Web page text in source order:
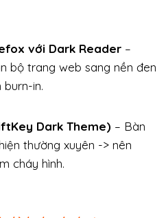
với Dark Reader –
bộ trang web sang nền đen
in.
Dark Theme) – Bàn
thường xuyên -> nên
cháy hình.